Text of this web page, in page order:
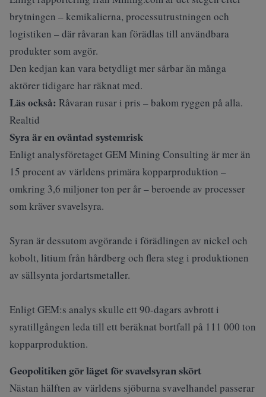
brytningen – kemikalierna, processutrustningen och
logistiken – där råvaran kan förädlas till användbara
produkter som avgör.
Den kedjan kan vara betydligt mer sårbar än många
aktörer tidigare har räknat med.
Läs också: Råvaran rusar i pris – bakom ryggen på alla.
Realtid
Syra är en oväntad systemrisk
Enligt analysföretaget GEM Mining Consulting är mer än
15 procent av världens primära kopparproduktion –
omkring 3,6 miljoner ton per år – beroende av processer
som kräver svavelsyra.
Syran är dessutom avgörande i förädlingen av nickel och
kobolt, litium från hårdberg och flera steg i produktionen
av sällsynta jordartsmetaller.
Enligt GEM:s analys skulle ett 90-dagars avbrott i
syratillgången leda till ett beräknat bortfall på 111 000 ton
kopparproduktion.
Geopolitiken gör läget för svavelsyran skört
Nästan hälften av världens sjöburna svavelhandel passerar